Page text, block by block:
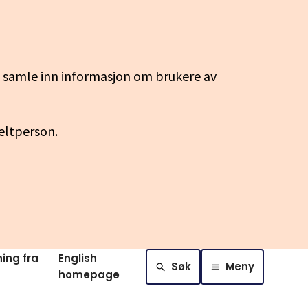
inn informasjon om brukere av
fra
English
homepage
Søk Meny